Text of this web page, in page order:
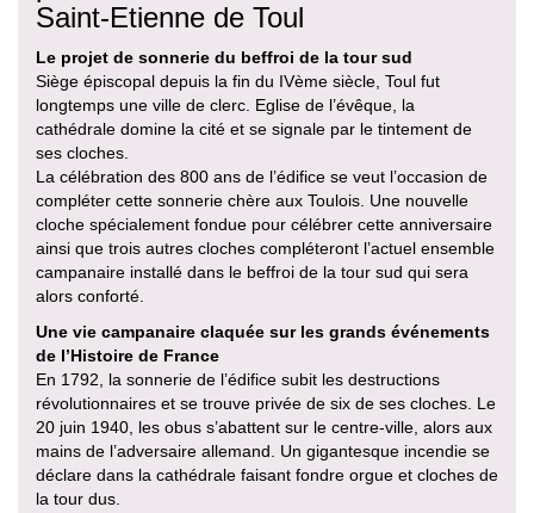
Saint-Etienne de Toul
Le projet de sonnerie du beffroi de la tour sud
Siège épiscopal depuis la fin du IVème siècle, Toul fut
longtemps une ville de clerc. Eglise de l’évêque, la
cathédrale domine la cité et se signale par le tintement de
ses cloches.
La célébration des 800 ans de l’édifice se veut l’occasion de
compléter cette sonnerie chère aux Toulois. Une nouvelle
cloche spécialement fondue pour célébrer cette anniversaire
ainsi que trois autres cloches compléteront l’actuel ensemble
campanaire installé dans le beffroi de la tour sud qui sera
alors conforté.
Une vie campanaire claquée sur les grands événements
de l’Histoire de France
En 1792, la sonnerie de l’édifice subit les destructions
révolutionnaires et se trouve privée de six de ses cloches. Le
20 juin 1940, les obus s’abattent sur le centre-ville, alors aux
mains de l’adversaire allemand. Un gigantesque incendie se
déclare dans la cathédrale faisant fondre orgue et cloches de
la tour dus.